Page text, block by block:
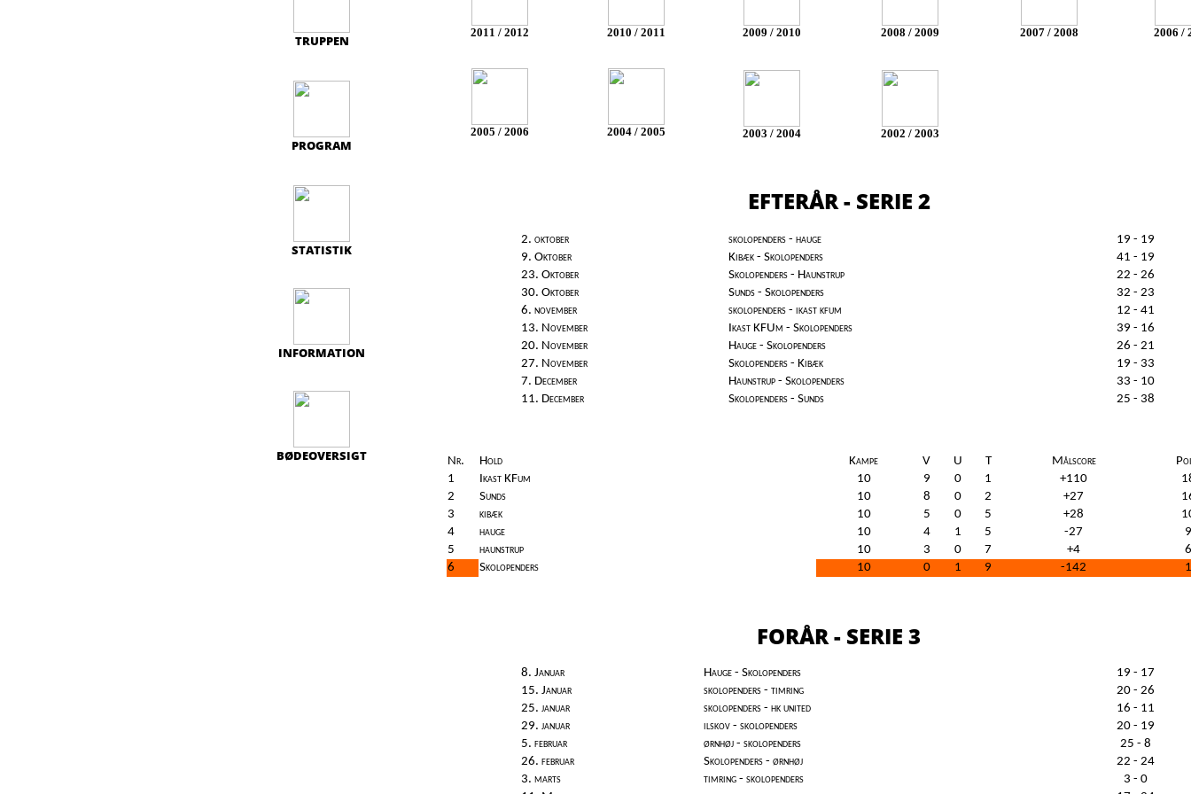
TRUPPEN
PROGRAM
STATISTIK
INFORMATION
BØDEOVERSIGT
2011 / 2012 2010 / 2011 2009 / 2010 2008 / 2009 2007 / 2008 2006 /
2005 / 2006 2004 / 2005 2003 / 2004 2002 / 2003
EFTERÅR - SERIE 2
2. oktober skolopenders - hauge
19 - 19
9. Oktober
Kibæk - Skolopenders
41 - 19
23. Oktober
Skolopenders - Haunstrup
22 - 26
30. Oktober
Sunds - Skolopenders
32 - 23
6. november
skolopenders - ikast kfum
12 - 41
13. November
Ikast KFUm - Skolopenders
39 - 16
20. November
Hauge - Skolopenders
26 - 21
27. November
Skolopenders - Kibæk
19 - 33
7. December
Haunstrup - Skolopenders
33 - 10
11. December
Skolopenders - Sunds 25 - 38
Nr. Hold Kampe V U T Målscore
1
Ikast KFum 10 9 0 1 +110
2
Sunds 10 8 0 2 +27
3
kibæk 10 5 0 5 +28
4
hauge 10 4 1 5 -27
9
5
haunstrup 10 3 0 7 +4
6
6
Skolopenders 10 0 1 9 -142 1
FORÅR - SERIE 3
8. Januar Hauge - Skolopenders
19 - 17
15. Januar
skolopenders - timring
20 - 26
25. januar
skolopenders - hk united
16 - 11
29. januar
ilskov - skolopenders
20 - 19
5. februar
ørnhøj - skolopenders
25 - 8
26. februar
Skolopenders - ørnhøj
22 - 24
3. marts
timring - skolopenders
3 - 0